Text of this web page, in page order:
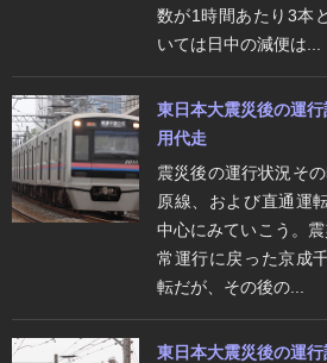
数が1時間あたり3本
いては日中の減便は...
東日本大震災後の運
用代走
震災後の運行状況そ
原線、および直通運
中心にみていこう。
常運行に戻った京成
転だが、その後の...
東日本大震災後の運